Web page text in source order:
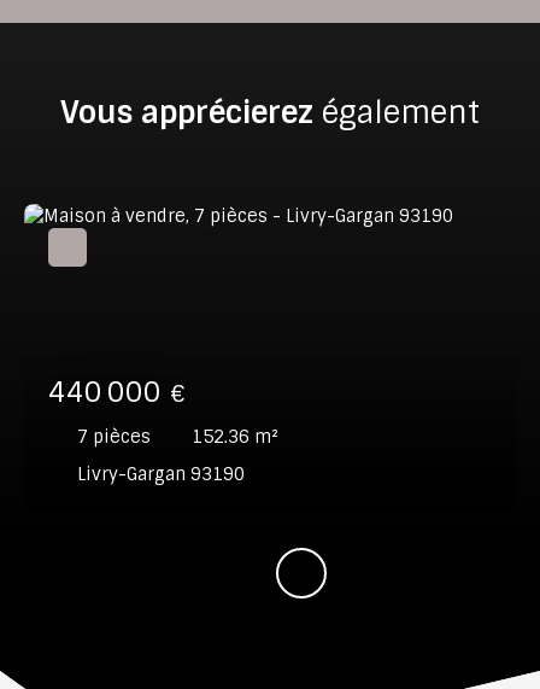
Vous apprécierez également
440 000 €
7 pièces 152.36 m²
Livry-Gargan 93190